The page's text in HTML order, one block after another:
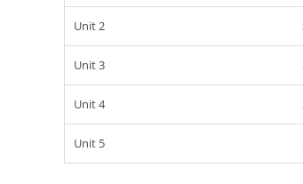
Unit 2
Unit 3
Unit 4
Unit 5